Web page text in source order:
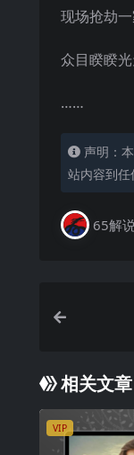
现场抢劫
众目睽睽
……
声明：
站内容到任
65解
相关文章
VIP